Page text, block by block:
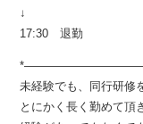
↓
17:30 退勤
未経験でも、同行研修
とにかく長く勤めて頂